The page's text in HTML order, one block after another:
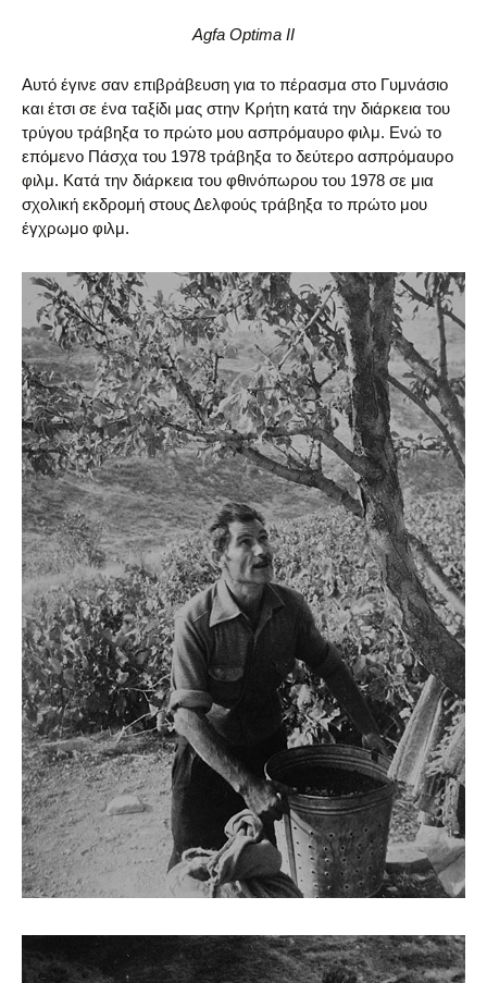
Agfa Optima II
Αυτό έγινε σαν επιβράβευση για το πέρασμα στο Γυμνάσιο
και έτσι σε ένα ταξίδι μας στην Κρήτη κατά την διάρκεια του
τρύγου τράβηξα το πρώτο μου ασπρόμαυρο φιλμ. Ενώ το
επόμενο Πάσχα του 1978 τράβηξα το δεύτερο ασπρόμαυρο
φιλμ. Κατά την διάρκεια του φθινόπωρου του 1978 σε μια
σχολική εκδρομή στους Δελφούς τράβηξα το πρώτο μου
έγχρωμο φιλμ.